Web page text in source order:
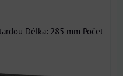
Délka: 285 mm Počet